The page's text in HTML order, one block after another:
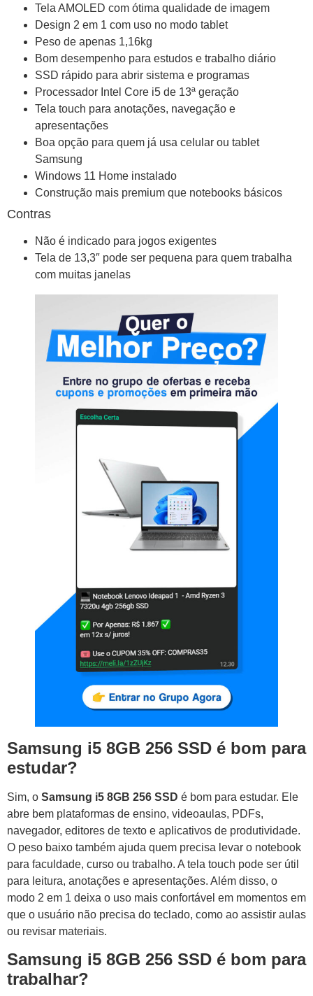
Tela AMOLED com ótima qualidade de imagem
Design 2 em 1 com uso no modo tablet
Peso de apenas 1,16kg
Bom desempenho para estudos e trabalho diário
SSD rápido para abrir sistema e programas
Processador Intel Core i5 de 13ª geração
Tela touch para anotações, navegação e
apresentações
Boa opção para quem já usa celular ou tablet
Samsung
Windows 11 Home instalado
Construção mais premium que notebooks básicos
Contras
Não é indicado para jogos exigentes
Tela de 13,3″ pode ser pequena para quem trabalha
com muitas janelas
Samsung i5 8GB 256 SSD é bom para
estudar?
Sim, o Samsung i5 8GB 256 SSD é bom para estudar. Ele
abre bem plataformas de ensino, videoaulas, PDFs,
navegador, editores de texto e aplicativos de produtividade.
O peso baixo também ajuda quem precisa levar o notebook
para faculdade, curso ou trabalho. A tela touch pode ser útil
para leitura, anotações e apresentações. Além disso, o
modo 2 em 1 deixa o uso mais confortável em momentos em
que o usuário não precisa do teclado, como ao assistir aulas
ou revisar materiais.
Samsung i5 8GB 256 SSD é bom para
trabalhar?